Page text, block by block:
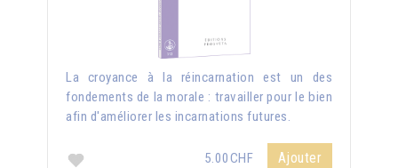
La croyance à la réincarnation est un des
fondements de la morale : travailler pour le bien
afin d'améliorer les incarnations futures.
5.00CHF Ajouter